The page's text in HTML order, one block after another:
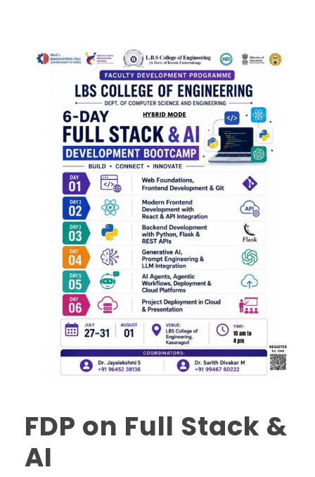
FDP on Full Stack &
AI